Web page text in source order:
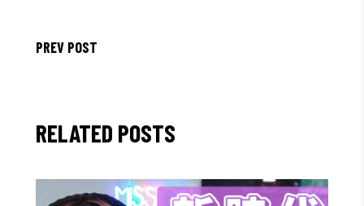
PREV POST
RELATED POSTS